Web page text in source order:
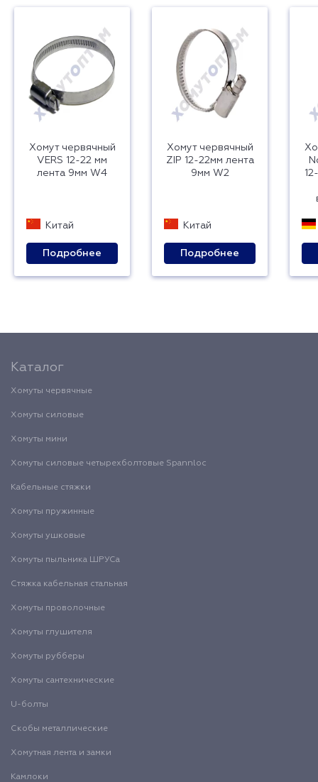
Хомут червячный
VERS 12-22 мм
лента 9мм W4
Китай
Подробнее
Хомут червячный
ZIP 12-22мм лента
9мм W2
Китай
Подробнее
Каталог
Хомуты червячные
Хомуты силовые
Хомуты мини
Хомуты силовые четырехболтовые Spannloc
Кабельные стяжки
Хомуты пружинные
Хомуты ушковые
Хомуты пыльника ШРУСа
Стяжка кабельная стальная
Хомуты проволочные
Хомуты глушителя
Хомуты рубберы
Хомуты сантехнические
U-болты
Скобы металлические
Хомутная лента и замки
Камлоки